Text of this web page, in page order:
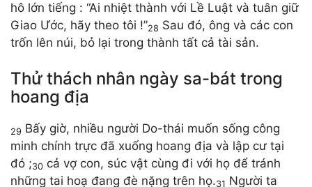
hô lớn tiếng : “Ai nhiệt thành với Lề Luật và tuân giữ
Giao Ước, hãy theo tôi !”28 Sau đó, ông và các con
trốn lên núi, bỏ lại trong thành tất cả tài sản.
Thử thách nhân ngày sa-bát trong
hoang địa
29 Bấy giờ, nhiều người Do-thái muốn sống công
minh chính trực đã xuống hoang địa và lập cư tại
đó ;30 cả vợ con, súc vật cùng đi với họ để tránh
những tai hoạ đang đè nặng trên họ.31 Người ta